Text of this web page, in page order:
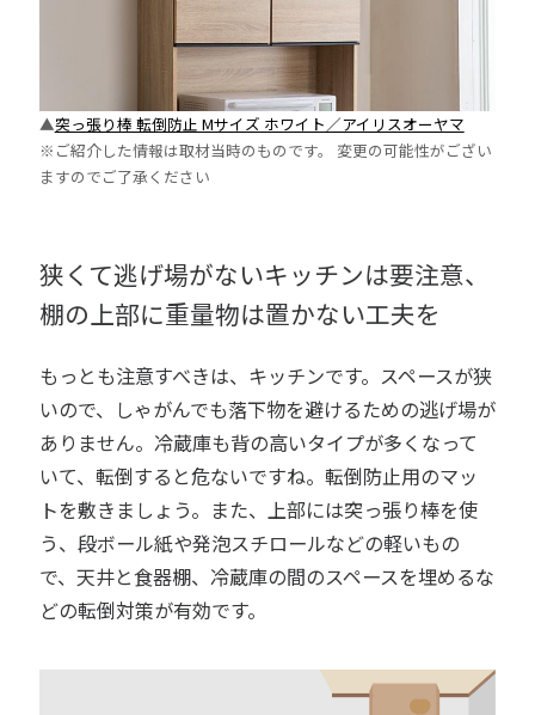
▲突っ張り棒 転倒防止 Mサイズ ホワイト／アイリスオーヤマ
※ご紹介した情報は取材当時のものです。 変更の可能性がござい
ますのでご了承ください
狭くて逃げ場がないキッチンは要注意、
棚の上部に重量物は置かない工夫を
もっとも注意すべきは、キッチンです。スペースが狭
いので、しゃがんでも落下物を避けるための逃げ場が
ありません。冷蔵庫も背の高いタイプが多くなって
いて、転倒すると危ないですね。転倒防止用のマッ
トを敷きましょう。また、上部には突っ張り棒を使
う、段ボール紙や発泡スチロールなどの軽いもの
で、天井と食器棚、冷蔵庫の間のスペースを埋めるな
どの転倒対策が有効です。